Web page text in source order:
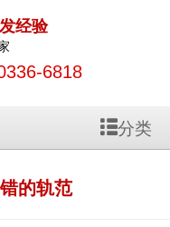
经验
6818
分类
的轨范